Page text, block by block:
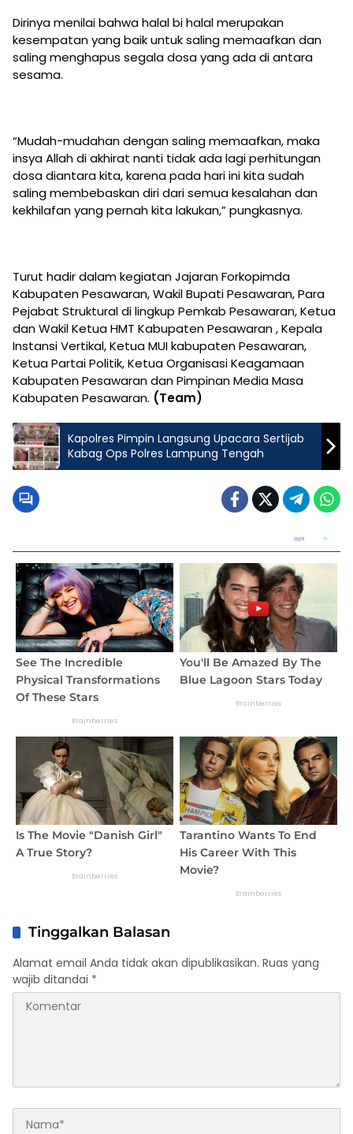
Dirinya menilai bahwa halal bi halal merupakan
kesempatan yang baik untuk saling memaafkan dan
saling menghapus segala dosa yang ada di antara
sesama.
“Mudah-mudahan dengan saling memaafkan, maka
insya Allah di akhirat nanti tidak ada lagi perhitungan
dosa diantara kita, karena pada hari ini kita sudah
saling membebaskan diri dari semua kesalahan dan
kekhilafan yang pernah kita lakukan,” pungkasnya.
Turut hadir dalam kegiatan Jajaran Forkopimda
Kabupaten Pesawaran, Wakil Bupati Pesawaran, Para
Pejabat Struktural di lingkup Pemkab Pesawaran, Ketua
dan Wakil Ketua HMT Kabupaten Pesawaran , Kepala
Instansi Vertikal, Ketua MUI kabupaten Pesawaran,
Ketua Partai Politik, Ketua Organisasi Keagamaan
Kabupaten Pesawaran dan Pimpinan Media Masa
Kabupaten Pesawaran. (Team)
Kapolres Pimpin Langsung Upacara Sertijab
Kabag Ops Polres Lampung Tengah
Tinggalkan Balasan
Alamat email Anda tidak akan dipublikasikan. Ruas yang
wajib ditandai *